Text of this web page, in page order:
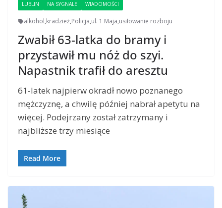
LUBLIN NA SYGNALE WIADOMOŚCI
alkohol,kradzież,Policja,ul. 1 Maja,usiłowanie rozboju
Zwabił 63-latka do bramy i
przystawił mu nóż do szyi.
Napastnik trafił do aresztu
61-latek najpierw okradł nowo poznanego
mężczyznę, a chwilę później nabrał apetytu na
więcej. Podejrzany został zatrzymany i
najbliższe trzy miesiące
Read More